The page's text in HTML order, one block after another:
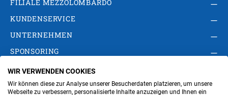
FILIALE MEZZOLOMBARDO
KUNDENSERVICE
UNTERNEHMEN
SPONSORING
AGB Privacy Policy
Impressum
Cookie-Einstellungen ändern
Verwaltung
WIR VERWENDEN COOKIES
Wir können diese zur Analyse unserer Besucherdaten platzieren, um unsere
Webseite zu verbessern, personalisierte Inhalte anzuzeigen und Ihnen ein